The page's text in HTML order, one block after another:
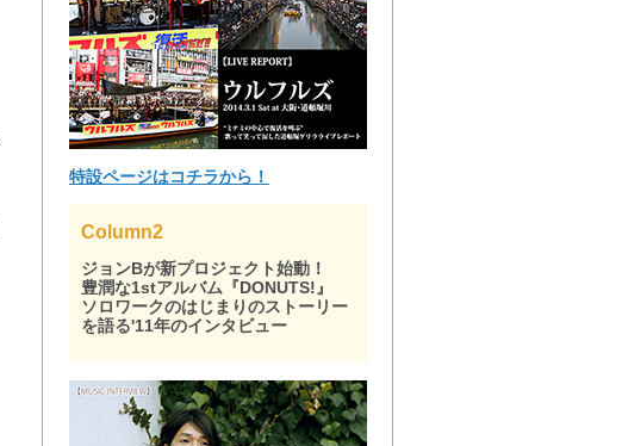
特設ページはコチラから！
Column2
ジョンBが新プロジェクト始動！
豊潤な1stアルバム『DONUTS!』
ソロワークのはじまりのストーリー
を語る'11年のインタビュー